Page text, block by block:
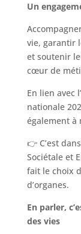
Un
vie, garantir
et soutenir
cœur de
En lien avec
nationale
également à
👉 C’est
Sociétale et
fait le choix
d’organes.
En parler,
des vies